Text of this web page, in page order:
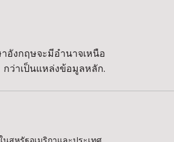
อังกฤษจะมีอำนาจเหนือ
กว่าเป็นแหล่งข้อมูลหลัก.